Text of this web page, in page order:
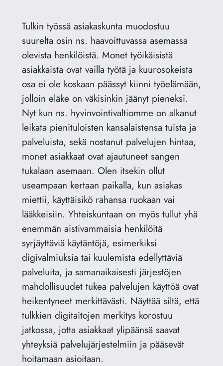
Tulkin työssä asiakaskunta muodostuu
suurelta osin ns. haavoittuvassa asemassa
olevista henkilöistä. Monet työikäisistä
asiakkaista ovat vailla työtä ja kuurosokeista
osa ei ole koskaan päässyt kiinni työelämään,
jolloin eläke on väkisinkin jäänyt pieneksi.
Nyt kun ns. hyvinvointivaltiomme on alkanut
leikata pienituloisten kansalaistensa tuista ja
palveluista, sekä nostanut palvelujen hintaa,
monet asiakkaat ovat ajautuneet sangen
tukalaan asemaan. Olen itsekin ollut
useampaan kertaan paikalla, kun asiakas
miettii, käyttäisikö rahansa ruokaan vai
lääkkeisiin. Yhteiskuntaan on myös tullut yhä
enemmän aistivammaisia henkilöitä
syrjäyttäviä käytäntöjä, esimerkiksi
digivalmiuksia tai kuulemista edellyttäviä
palveluita, ja samanaikaisesti järjestöjen
mahdollisuudet tukea palvelujen käyttöä ovat
heikentyneet merkittävästi. Näyttää siltä, että
tulkkien digitaitojen merkitys korostuu
jatkossa, jotta asiakkaat ylipäänsä saavat
yhteyksiä palvelujärjestelmiin ja pääsevät
hoitamaan asioitaan.